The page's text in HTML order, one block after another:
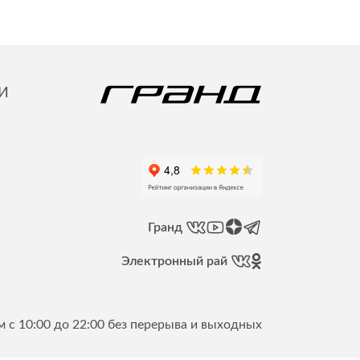
с 10:00 до 22:00 без перерыва и выходных
Гранд
Электронный рай